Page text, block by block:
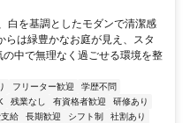
白を基調としたモダンで清潔感
らは緑豊かなお庭が見え、スタ
中で無理なく過ごせる環境を整
フリーター歓迎
学歴不問
残業なし 有資格者歓迎
研修あり
給 長期歓迎 シフト制
社割あり